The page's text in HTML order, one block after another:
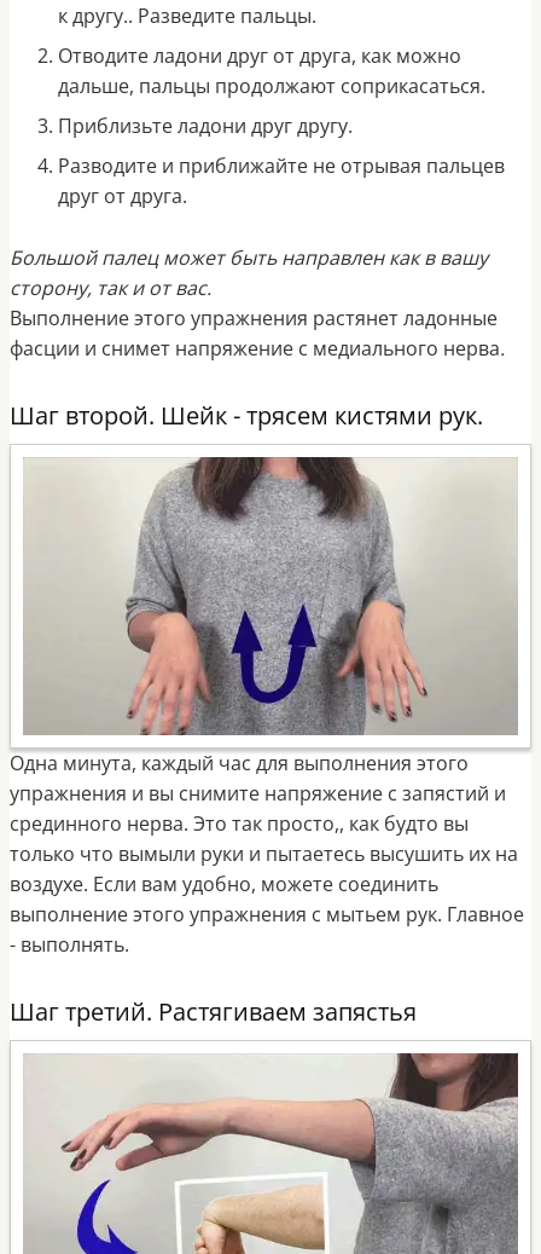
к другу.. Разведите пальцы.
Отводите ладони друг от друга, как можно
дальше, пальцы продолжают соприкасаться.
Приблизьте ладони друг другу.
Разводите и приближайте не отрывая пальцев
друг от друга.
Большой палец может быть направлен как в вашу
сторону, так и от вас.
Выполнение этого упражнения растянет ладонные
фасции и снимет напряжение с медиального нерва.
Шаг второй. Шейк - трясем кистями рук.
Одна минута, каждый час для выполнения этого
упражнения и вы снимите напряжение с запястий и
срединного нерва. Это так просто,, как будто вы
только что вымыли руки и пытаетесь высушить их на
воздухе. Если вам удобно, можете соединить
выполнение этого упражнения с мытьем рук. Главное
- выполнять.
Шаг третий. Растягиваем запястья